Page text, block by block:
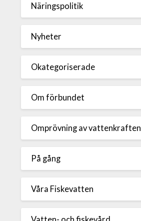
Näringspolitik
Nyheter
Okategoriserade
Om förbundet
Omprövning av vattenkraften
På gång
Våra Fiskevatten